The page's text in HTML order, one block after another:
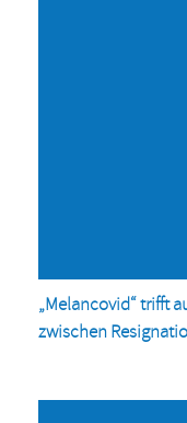
„Melancovid“ trifft
zwischen